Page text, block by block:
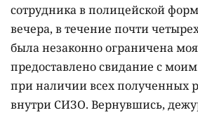
сотрудника в полицейской
вечера, в течение почти
была незаконно ограничена
предоставлено свидание с
при наличии всех полученных
внутри СИЗО. Вернувшись,